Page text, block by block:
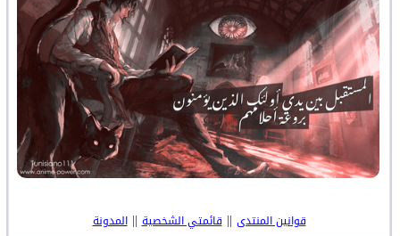
قوانين المنتدى ||قائمتي الشخصية||المدونة